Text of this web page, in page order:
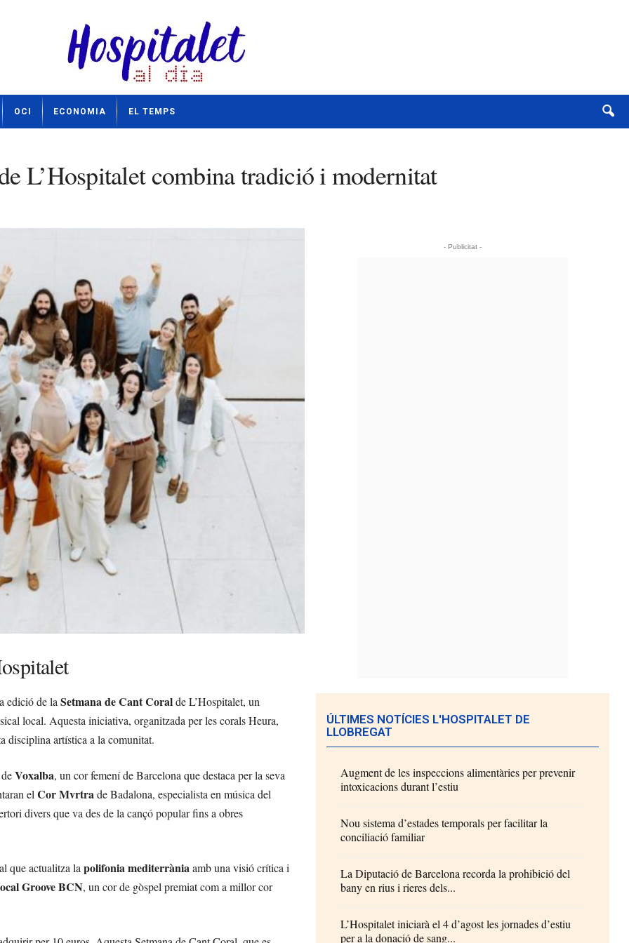
OCI ECONOMIA EL TEMPS
L’Hospitalet combina tradició i modernitat
edició de la Setmana de Cant Coralde L’Hospitalet, un
local. Aquesta iniciativa, organitzada per les corals Heura,
disciplina artística a la comunitat.
Voxalba, un cor femení de Barcelona que destaca per la seva
el Cor Mvrtrade Badalona, especialista en música del
divers que va des de la cançó popular fins a obres
que actualitza la polifonia mediterràniaamb una visió crítica i
Groove BCN, un cor de gòspel premiat com a millor cor
- Publicitat -
ÚLTIMES NOTÍCIES L'HOSPITALET DE
LLOBREGAT
Augment de les inspeccions alimentàries per prevenir
intoxicacions durant l’estiu
Nou sistema d’estades temporals per facilitar la
conciliació familiar
La Diputació de Barcelona recorda la prohibició del
bany en rius i rieres dels...
L’Hospitalet iniciarà el 4 d’agost les jornades d’estiu
per a la donació de sang...